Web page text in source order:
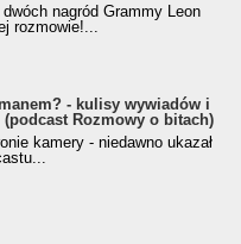
nagród Grammy Leon
rozmowie!...
- kulisy wywiadów i
Rozmowy o bitach)
kamery - niedawno ukazał